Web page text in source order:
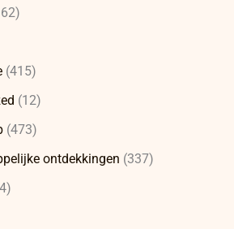
(415)
(12)
(473)
ontdekkingen (337)